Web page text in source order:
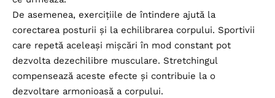
De asemenea, exercițiile de întindere ajută la
corectarea posturii și la echilibrarea corpului. Sportivii
care repetă aceleași mișcări în mod constant pot
dezvolta dezechilibre musculare. Stretchingul
compensează aceste efecte și contribuie la o
dezvoltare armonioasă a corpului.